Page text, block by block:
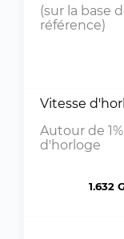
(sur la base
référence)
Vitesse
Autour de
d'horloge
1.632